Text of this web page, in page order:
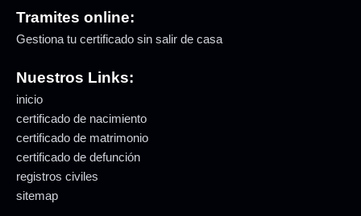
Tramites online:
Gestiona tu certificado sin salir de casa
Nuestros Links:
inicio
certificado de nacimiento
certificado de matrimonio
certificado de defunción
registros civiles
sitemap